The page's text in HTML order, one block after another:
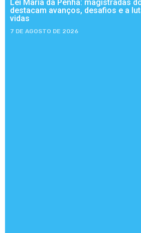
Lei Maria da Penha: magistradas
destacam avanços, desafios e a
vidas
7 DE AGOSTO DE 2026